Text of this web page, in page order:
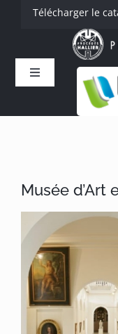
PasserTélécharger le
Toggle
Navigation
Produits
Références
Musée d’Art